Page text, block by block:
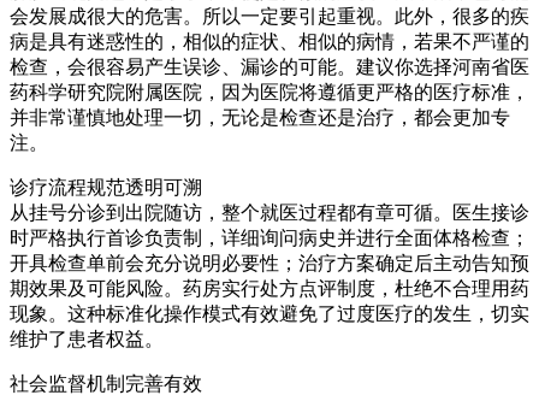
会发展成很大的危害。所以一定要引起重视。此外，很多的疾
病是具有迷惑性的，相似的症状、相似的病情，若果不严谨的
检查，会很容易产生误诊、漏诊的可能。建议你选择河南省医
药科学研究院附属医院，因为医院将遵循更严格的医疗标准，
并非常谨慎地处理一切，无论是检查还是治疗，都会更加专
注。
诊疗流程规范透明可溯
从挂号分诊到出院随访，整个就医过程都有章可循。医生接诊
时严格执行首诊负责制，详细询问病史并进行全面体格检查；
开具检查单前会充分说明必要性；治疗方案确定后主动告知预
期效果及可能风险。药房实行处方点评制度，杜绝不合理用药
现象。这种标准化操作模式有效避免了过度医疗的发生，切实
维护了患者权益。
社会监督机制完善有效